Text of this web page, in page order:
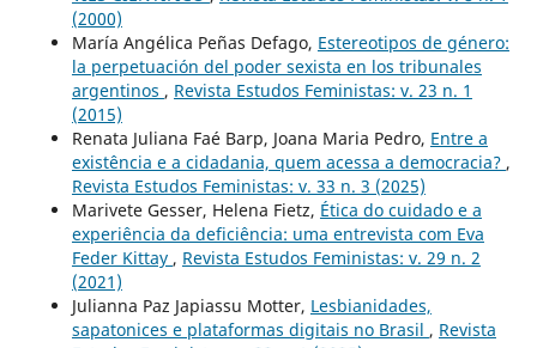
(2000)
María Angélica Peñas Defago, Estereotipos de género:
la perpetuación del poder sexista en los tribunales
argentinos , Revista Estudos Feministas: v. 23 n. 1
(2015)
Renata Juliana Faé Barp, Joana Maria Pedro, Entre a
existência e a cidadania, quem acessa a democracia? ,
Revista Estudos Feministas: v. 33 n. 3 (2025)
Marivete Gesser, Helena Fietz, Ética do cuidado e a
experiência da deficiência: uma entrevista com Eva
Feder Kittay , Revista Estudos Feministas: v. 29 n. 2
(2021)
Julianna Paz Japiassu Motter, Lesbianidades,
sapatonices e plataformas digitais no Brasil , Revista